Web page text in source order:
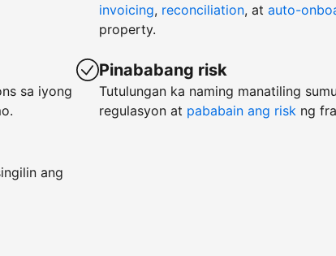
sa iyong
ang
invoicing, reconciliation, at auto-
property.
Pinababang risk
Tutulungan ka naming manatiling
regulasyon at pababain ang risk ng